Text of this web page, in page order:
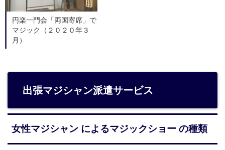
円楽一門会「両国寄席」で
マジック（２０２０年３
月）
出張マジシャン派遣サービス
女性マジシャン によるマジックショー の種類